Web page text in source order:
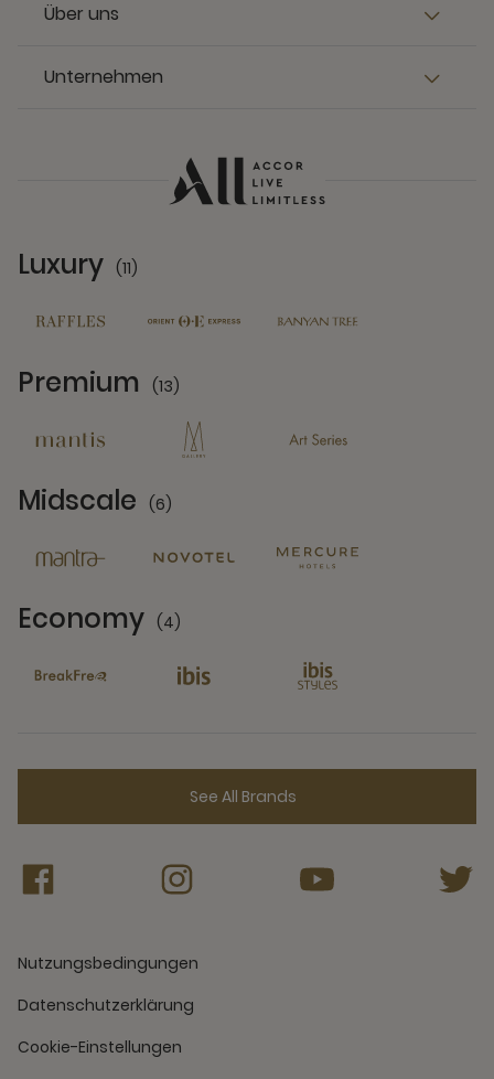
Über uns
Unternehmen
Luxury (11)
Premium (13)
Midscale (6)
Economy (4)
See All Brands
Nutzungsbedingungen
Datenschutzerklärung
Cookie-Einstellungen